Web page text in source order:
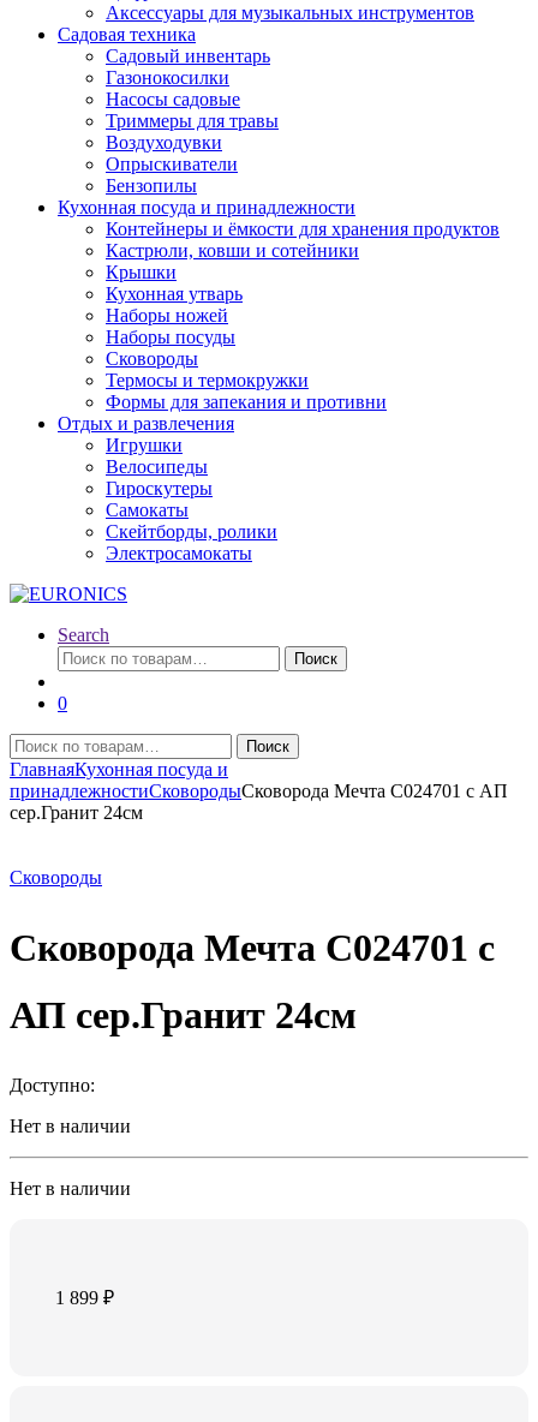
Аксессуары для музыкальных инструментов
Садовая техника
Садовый инвентарь
Газонокосилки
Насосы садовые
Триммеры для травы
Воздуходувки
Опрыскиватели
Бензопилы
Кухонная посуда и принадлежности
Контейнеры и ёмкости для хранения продуктов
Кастрюли, ковши и сотейники
Крышки
Кухонная утварь
Наборы ножей
Наборы посуды
Сковороды
Термосы и термокружки
Формы для запекания и противни
Отдых и развлечения
Игрушки
Велосипеды
Гироскутеры
Самокаты
Скейтборды, ролики
Электросамокаты
Search
Искать:
Поиск
0
Искать:
Поиск
ГлавнаяКухонная посуда и
принадлежностиСковородыСковорода Мечта C024701 с АП
сер.Гранит 24см
Сковороды
Сковорода Мечта C024701 с
АП сер.Гранит 24см
Доступно:
Нет в наличии
Нет в наличии
1 899₽